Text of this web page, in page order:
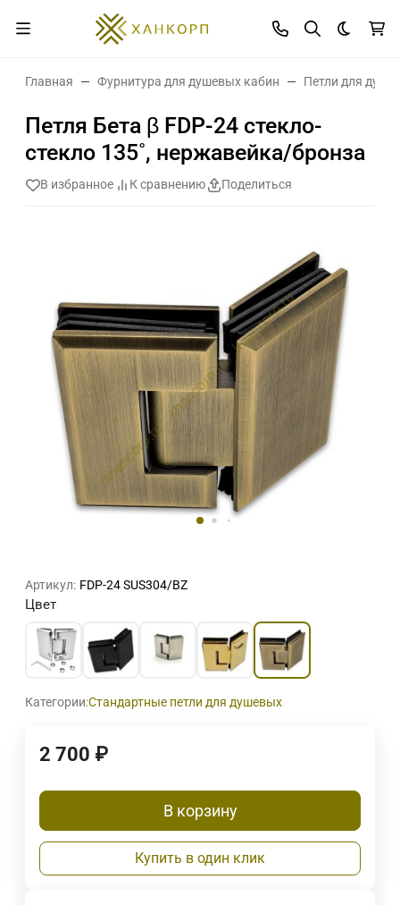
Темная
Главная Фурнитура для душевых кабин Петли для
Петля Бета β FDP-24 стекло-
стекло 135˚, нержавейка/бронза
В избранное К сравнению Поделиться
Артикул: FDP-24 SUS304/BZ
Цвет
Категории:Стандартные петли для душевых
2 700 ₽
В корзину
Купить в один клик